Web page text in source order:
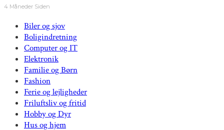
4 Måneder Siden
Biler og sjov
Boligindretning
Computer og IT
Elektronik
Familie og Børn
Fashion
Ferie og lejligheder
Friluftsliv og fritid
Hobby og Dyr
Hus og hjem